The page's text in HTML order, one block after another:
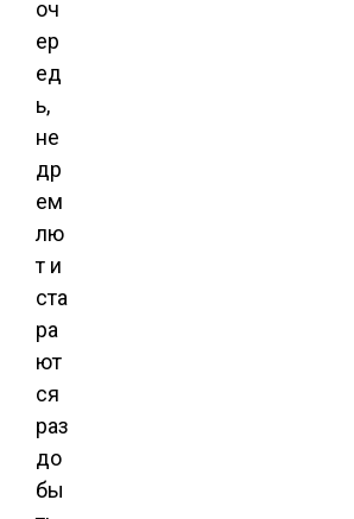
оч
ер
ед
ь,
не
др
ем
лю
т и
ста
ра
ют
ся
раз
до
бы